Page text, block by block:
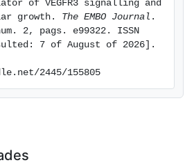
facilitates mechanically
via controlling its
and thus ensures proper
vessels.
of VEGFR3 signalling and
growth. The EMBO Journal .
2, pags. e99322. ISSN
7 of August of 2026].
2445/155805